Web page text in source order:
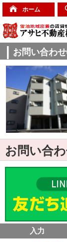
ホーム
お問い合わ
お問い合
入力